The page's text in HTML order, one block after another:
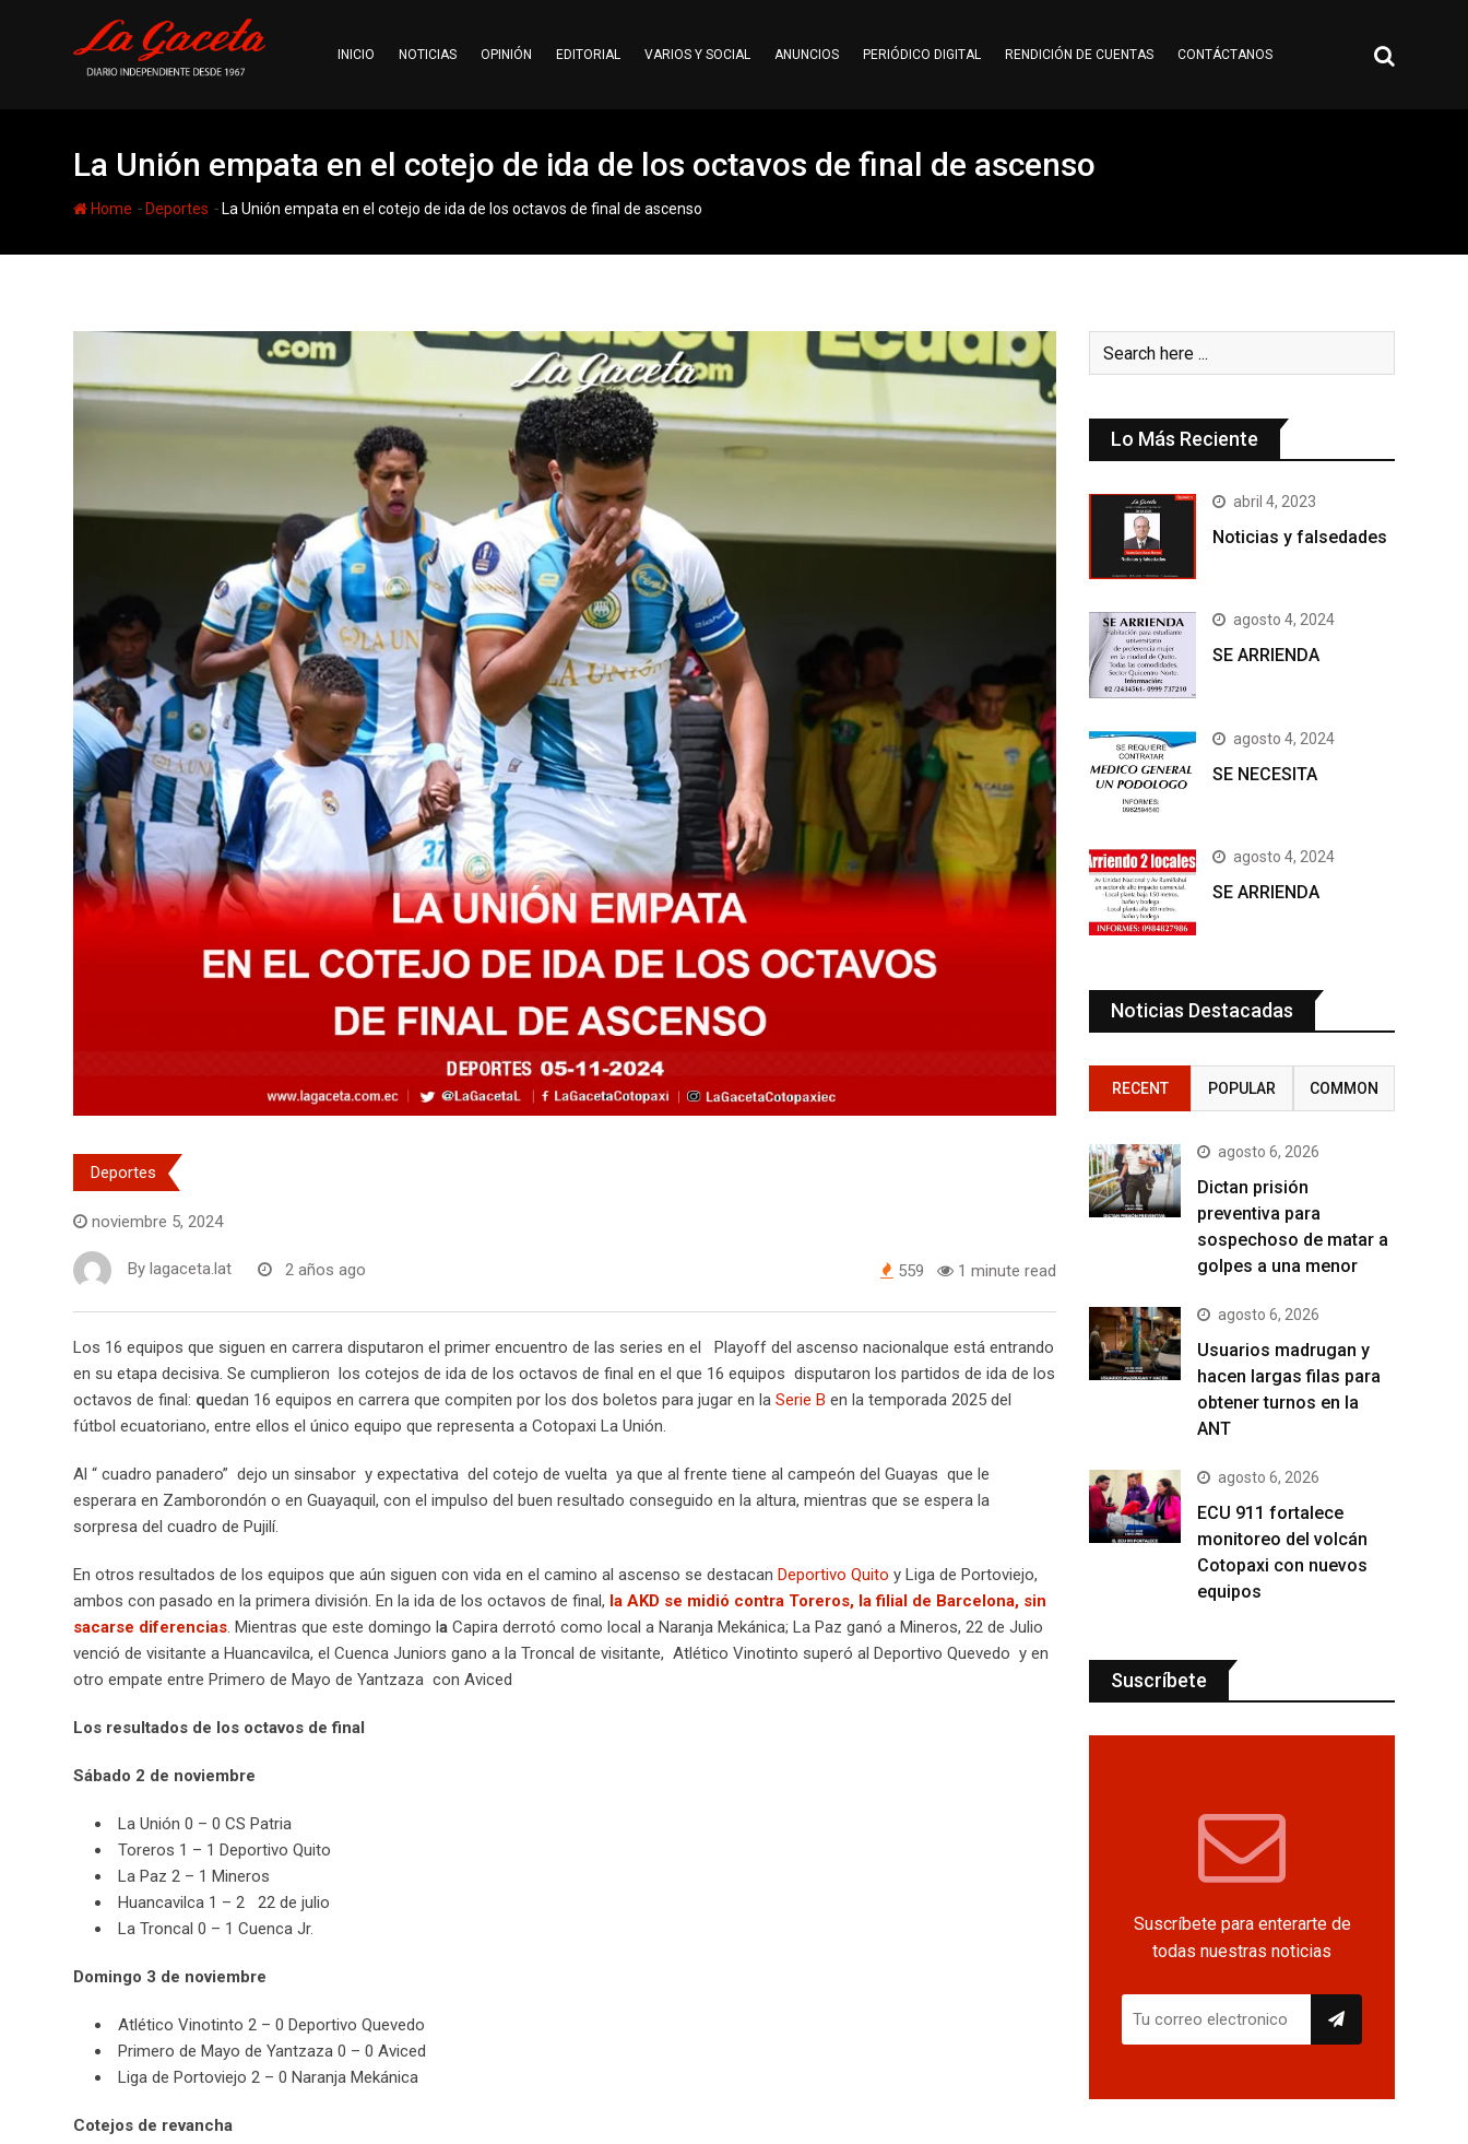
INICIO NOTICIAS OPINIÓN EDITORIAL VARIOS Y SOCIAL ANUNCIOS PERIÓDICO DIGITAL RENDICIÓN DE CUENTAS CONTÁCTANOS
La Unión empata en el cotejo de ida de los octavos de final de ascenso
Home - Deportes - La Unión empata en el cotejo de ida de los octavos de final de ascenso
Deportes
noviembre 5, 2024
By lagaceta.lat 2 años ago 559 1 minute read
Los 16 equipos que siguen en carrera disputaron el primer encuentro de las series en el
Playoff del ascenso nacionalque está entrando
en su etapa decisiva. Se cumplieron los cotejos de ida de los octavos de final en el que 16 equipos disputaron los partidos de ida de los
octavos de final: quedan 16 equipos en carrera que compiten por los dos boletos para jugar en la Serie B en la temporada 2025 del
fútbol ecuatoriano, entre ellos el único equipo que representa a Cotopaxi La Unión.
Al “ cuadro panadero” dejo un sinsabor y expectativa del cotejo de vuelta ya que al frente tiene al campeón del Guayas que le
esperara en Zamborondón o en Guayaquil, con el impulso del buen resultado conseguido en la altura, mientras que se espera la
sorpresa del cuadro de Pujilí.
En otros resultados de los equipos que aún siguen con vida en el camino al ascenso se destacan Deportivo Quito y Liga de Portoviejo,
ambos con pasado en la primera división. En la ida de los octavos de final, la AKD se midió contra Toreros, la filial de Barcelona, sin
sacarse diferencias. Mientras que este domingo la Capira derrotó como local a Naranja Mekánica; La Paz ganó a Mineros, 22 de Julio
venció de visitante a Huancavilca, el Cuenca Juniors gano a la Troncal de visitante, Atlético Vinotinto superó al Deportivo Quevedo y en
otro empate entre Primero de Mayo de Yantzaza con Aviced
Los resultados de los octavos de final
Sábado 2 de noviembre
La Unión 0 – 0 CS Patria
Toreros 1 – 1 Deportivo Quito
La Paz 2 – 1 Mineros
Huancavilca 1 – 2 22 de julio
La Troncal 0 – 1 Cuenca Jr.
Domingo 3 de noviembre
Atlético Vinotinto 2 – 0 Deportivo Quevedo
Primero de Mayo de Yantzaza 0 – 0 Aviced
Liga de Portoviejo 2 – 0 Naranja Mekánica
Cotejos de revancha
Lo Más Reciente
abril 4, 2023
Noticias y falsedades
agosto 4, 2024
SE ARRIENDA
agosto 4, 2024
SE NECESITA
agosto 4, 2024
SE ARRIENDA
Noticias Destacadas
RECENT POPULAR COMMON
agosto 6, 2026
Dictan prisión
preventiva para
sospechoso de matar a
golpes a una menor
agosto 6, 2026
Usuarios madrugan y
hacen largas filas para
obtener turnos en la
ANT
agosto 6, 2026
ECU 911 fortalece
monitoreo del volcán
Cotopaxi con nuevos
equipos
Suscríbete
Suscríbete para enterarte de
todas nuestras noticias